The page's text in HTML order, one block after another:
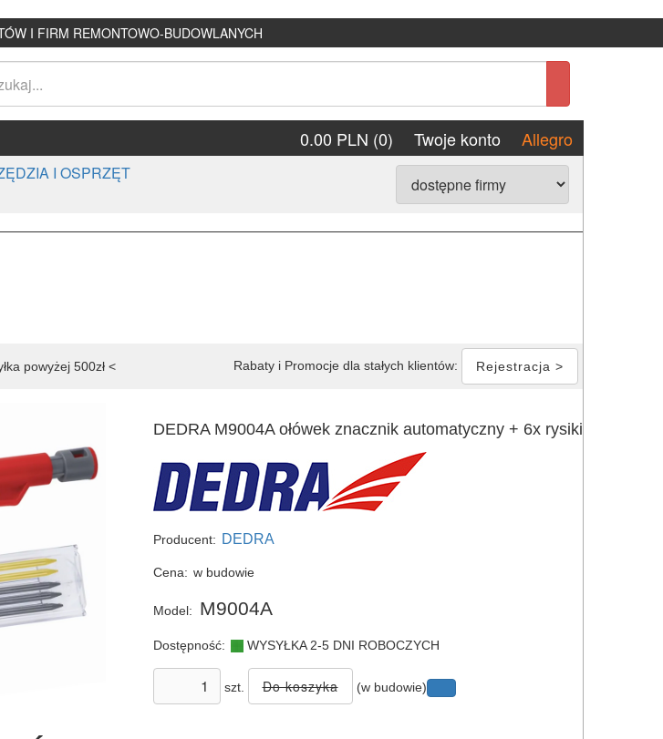
I FIRM REMONTOWO-BUDOWLANYCH
0.00 PLN (0) Twoje konto
Allegro
I OSPRZĘT
powyżej 500zł < Rabaty i Promocje dla stałych klientów: Rejestracja >
DEDRA M9004A ołówek znacznik automatyczny + 6x rysiki
Producent: DEDRA
Cena: w budowie
Model: M9004A
Dostępność: WYSYŁKA 2-5 DNI ROBOCZYCH
szt. (w budowie)